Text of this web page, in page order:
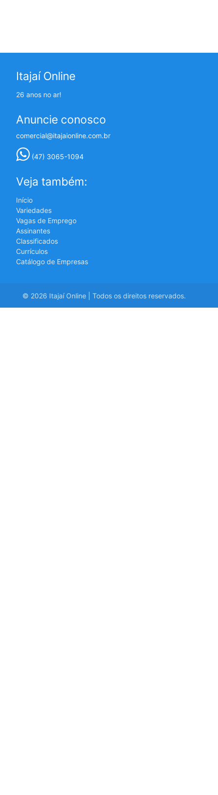
Itajaí Online
26 anos no ar!
Anuncie conosco
comercial@itajaionline.com.br
(47) 3065-1094
Veja também:
Início
Variedades
Vagas de Emprego
Assinantes
Classificados
Currículos
Catálogo de Empresas
© 2026 Itajaí Online | Todos os direitos reservados.